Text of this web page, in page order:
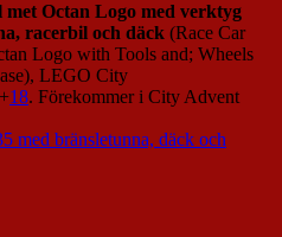
Octan Logo med verktyg
racerbil och däck (Race Car
Logo with Tools and; Wheels
LEGO City
+18. Förekommer i City Advent